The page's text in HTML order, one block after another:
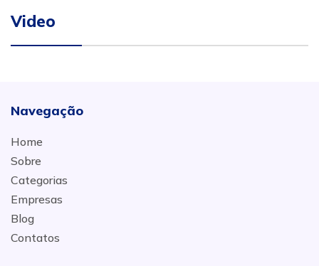
Video
Navegação
Home
Sobre
Categorias
Empresas
Blog
Contatos